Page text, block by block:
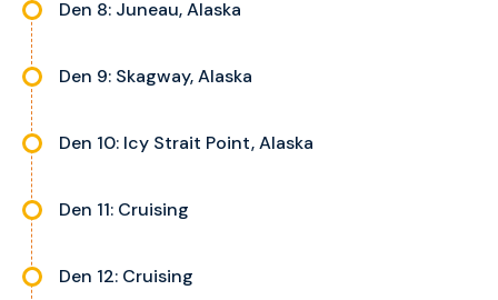
Den 8: Juneau, Alaska
Den 9: Skagway, Alaska
Den 10: Icy Strait Point, Alaska
Den 11: Cruising
Den 12: Cruising